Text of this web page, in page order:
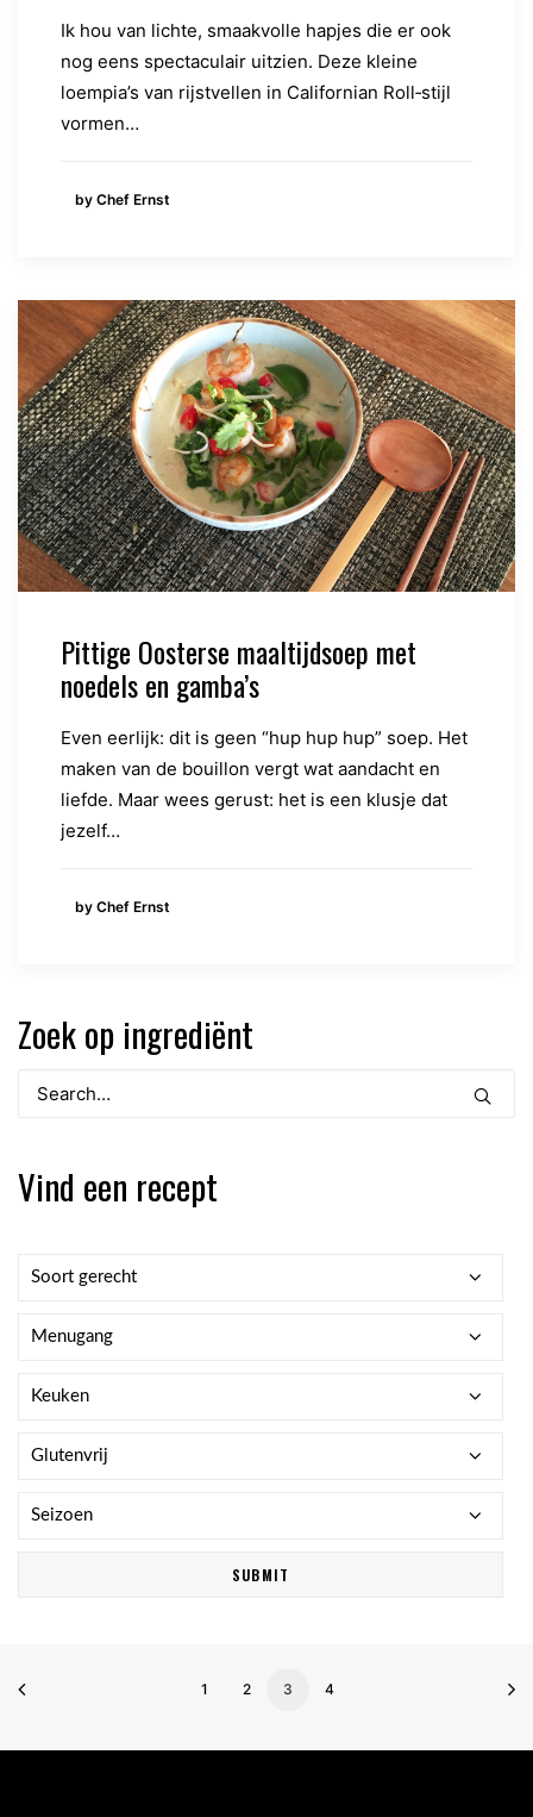
Ik hou van lichte, smaakvolle hapjes die er ook
nog eens spectaculair uitzien. Deze kleine
loempia’s van rijstvellen in Californian Roll‑stijl
vormen…
by Chef Ernst
Pittige Oosterse maaltijdsoep met
noedels en gamba’s
Even eerlijk: dit is geen “hup hup hup” soep. Het
maken van de bouillon vergt wat aandacht en
liefde. Maar wees gerust: het is een klusje dat
jezelf…
by Chef Ernst
Zoek op ingrediënt
Vind een recept
1 2 3 4